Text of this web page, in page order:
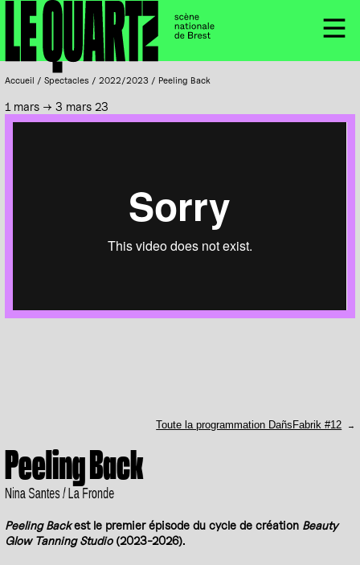
Panneau de gestion des cookies
Accueil
Menu
Accueil / Spectacles / 2022/2023 / Peeling Back
1 mars → 3 mars 23
Toute la programmation DañsFabrik #12
Peeling Back
Nina Santes / La Fronde
Peeling Backest le premier épisode du cycle de création Beauty
Glow Tanning Studio(2023-2026).